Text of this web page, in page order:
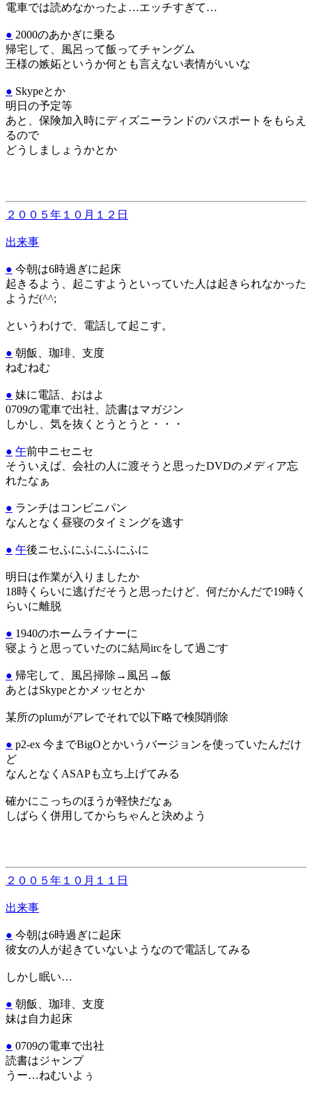
電車では読めなかったよ…エッチすぎて…
● 2000のあかぎに乗る
帰宅して、風呂って飯ってチャングム
王様の嫉妬というか何とも言えない表情がいいな
● Skypeとか
明日の予定等
あと、保険加入時にディズニーランドのパスポートをもらえ
るので
どうしましょうかとか
２００５年１０月１２日
出来事
● 今朝は6時過ぎに起床
起きるよう、起こすようといっていた人は起きられなかった
ようだ(^^;
というわけで、電話して起こす。
● 朝飯、珈琲、支度
ねむねむ
● 妹に電話、おはよ
0709の電車で出社、読書はマガジン
しかし、気を抜くとうとうと・・・
● 午前中ニセニセ
そういえば、会社の人に渡そうと思ったDVDのメディア忘
れたなぁ
● ランチはコンビニパン
なんとなく昼寝のタイミングを逃す
● 午後ニセふにふにふにふに
明日は作業が入りましたか
18時くらいに逃げだそうと思ったけど、何だかんだで19時く
らいに離脱
● 1940のホームライナーに
寝ようと思っていたのに結局ircをして過ごす
● 帰宅して、風呂掃除→風呂→飯
あとはSkypeとかメッセとか
某所のplumがアレでそれで以下略で検閲削除
● p2-ex 今までBigOとかいうバージョンを使っていたんだけ
ど
なんとなくASAPも立ち上げてみる
確かにこっちのほうが軽快だなぁ
しばらく併用してからちゃんと決めよう
２００５年１０月１１日
出来事
● 今朝は6時過ぎに起床
彼女の人が起きていないようなので電話してみる
しかし眠い…
● 朝飯、珈琲、支度
妹は自力起床
● 0709の電車で出社
読書はジャンプ
うー…ねむいよぅ